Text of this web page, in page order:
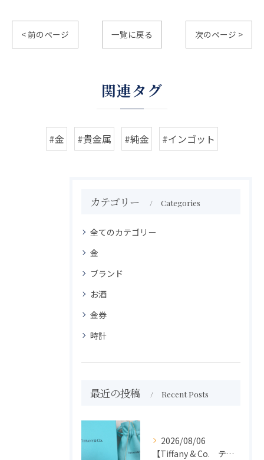
< 前のページ 一覧に戻る 次のページ >
関連タグ
#金 #貴金属 #純金 #インゴット
カテゴリー Categories
全てのカテゴリー
金
ブランド
お酒
金券
時計
最近の投稿 Recent Posts
2026/08/06
【Tiffany & Co. ティファニー】買取 大吉盛岡店 アクセサリー買取しました！！